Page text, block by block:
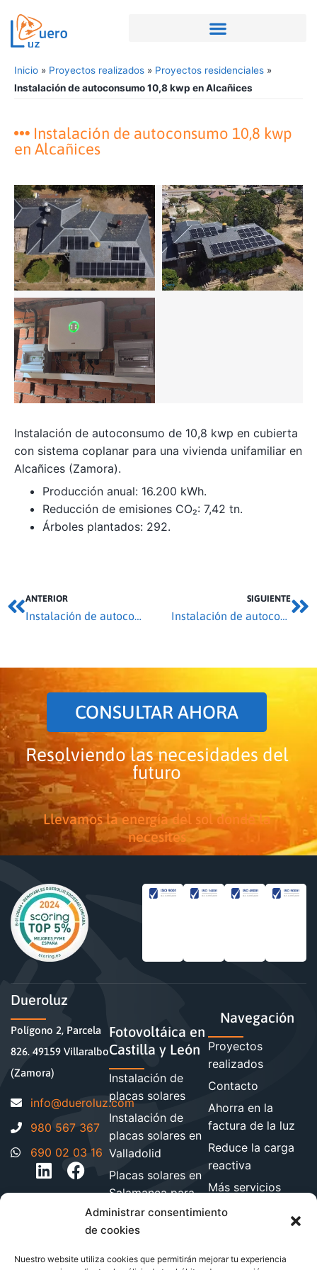
Administrar consentimiento
de cookies
Nuestro website utiliza cookies que permitirán mejorar tu experiencia
Inicio » Proyectos realizados » Proyectos residenciales »
Instalación de autoconsumo 10,8 kwp en Alcañices
Instalación de autoconsumo 10,8 kwp
en Alcañices
Instalación de autoconsumo de 10,8 kwp en cubierta
con sistema coplanar para una vivienda unifamiliar en
Alcañices (Zamora).
Producción anual: 16.200 kWh.
Reducción de emisiones CO₂: 7,42 tn.
Árboles plantados: 292.
ANTERIOR SIGUIENTE
CONSULTAR AHORA
Resolviendo las necesidades del
futuro
Llevamos la energía del sol donde la
necesites
Dueroluz
Polígono 2, Parcela
826. 49159 Villaralbo
(Zamora)
moc.zuloreud@ofni
980 567 367
690 02 03 16
Fotovoltáica en
Castilla y León
Instalación de
placas solares
Instalación de
placas solares en
Valladolid
Placas solares en
Salamanca para
hogares y
empresa
Navegación
Proyectos
realizados
Contacto
Ahorra en la
factura de la luz
Reduce la carga
reactiva
Más servicios
energéticos
Blog de energía y